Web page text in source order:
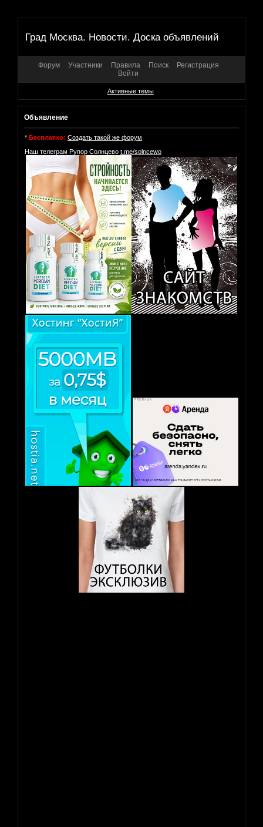
Град Москва. Новости. Доска объявлений
Форум Участники Правила Поиск
Регистрация
Войти
Активные темы
Объявление
* Бесплатно: Создать такой же форум
Наш телеграм Рупор Солнцево t.me/solncewo